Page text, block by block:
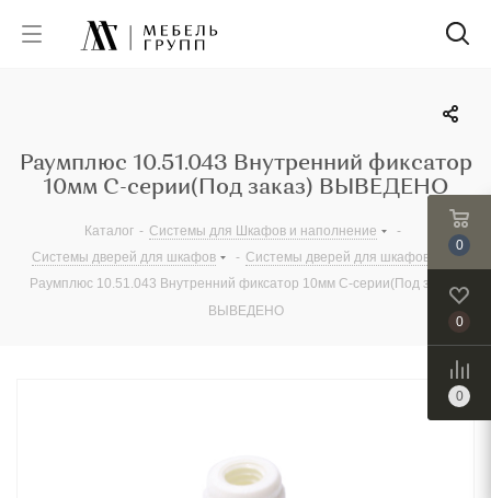
Раумплюс 10.51.043 Внутренний фиксатор
10мм С-серии(Под заказ) ВЫВЕДЕНО
Каталог - Системы для Шкафов и наполнение
-
Системы дверей для шкафов
- Системы дверей для шкафов
-
Раумплюс 10.51.043 Внутренний фиксатор 10мм С-серии(Под заказ)
ВЫВЕДЕНО
0
0
0